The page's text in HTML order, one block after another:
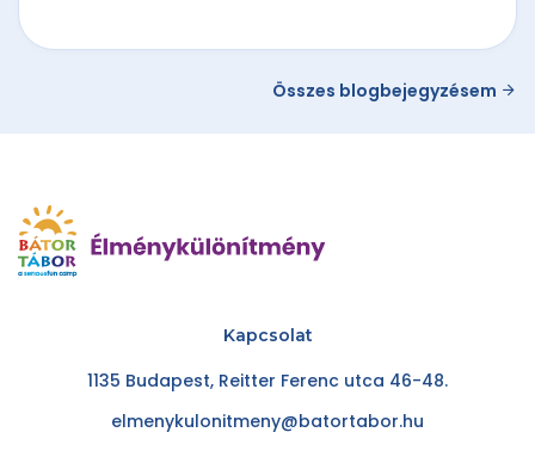
Összes blogbejegyzésem
Kapcsolat
1135 Budapest, Reitter Ferenc utca 46-48.
elmenykulonitmeny@batortabor.hu